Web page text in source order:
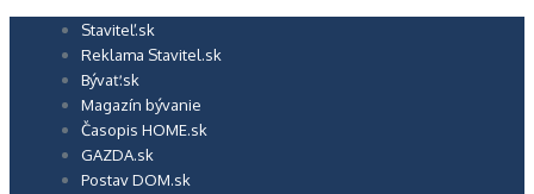
Preskočiť
Staviteľ.sk
Reklama Stavitel.sk
Bývať.sk
Magazín bývanie
Časopis HOME.sk
GAZDA.sk
Postav DOM.sk